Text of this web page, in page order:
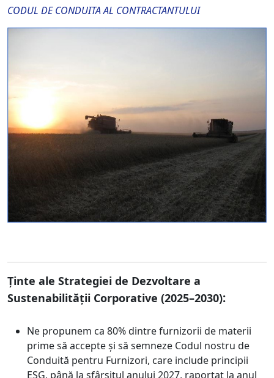
CODUL DE CONDUITA AL CONTRACTANTULUI
Ținte ale Strategiei de Dezvoltare a
Sustenabilității Corporative (2025–2030):
Ne propunem ca 80% dintre furnizorii de materii
prime să accepte și să semneze Codul nostru de
Conduită pentru Furnizori, care include principii
ESG, până la sfârșitul anului 2027, raportat la anul